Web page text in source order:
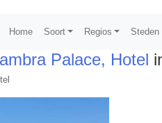
Home Soort Regios Steden
Palace, Hotel